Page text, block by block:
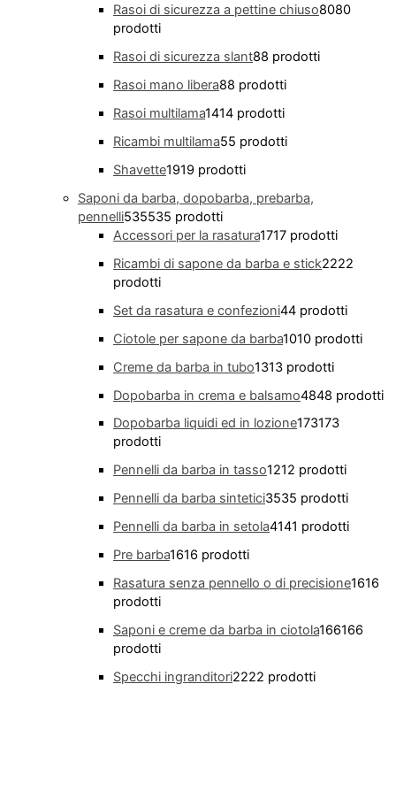
Rasoi di sicurezza a pettine chiuso8080
prodotti
Rasoi di sicurezza slant88 prodotti
Rasoi mano libera88 prodotti
Rasoi multilama1414 prodotti
Ricambi multilama55 prodotti
Shavette1919 prodotti
Saponi da barba, dopobarba, prebarba,
pennelli535535 prodotti
Accessori per la rasatura1717 prodotti
Ricambi di sapone da barba e stick2222
prodotti
Set da rasatura e confezioni44 prodotti
Ciotole per sapone da barba1010 prodotti
Creme da barba in tubo1313 prodotti
Dopobarba in crema e balsamo4848 prodotti
Dopobarba liquidi ed in lozione173173
prodotti
Pennelli da barba in tasso1212 prodotti
Pennelli da barba sintetici3535 prodotti
Pennelli da barba in setola4141 prodotti
Pre barba1616 prodotti
Rasatura senza pennello o di precisione1616
prodotti
Saponi e creme da barba in ciotola166166
prodotti
Specchi ingranditori2222 prodotti